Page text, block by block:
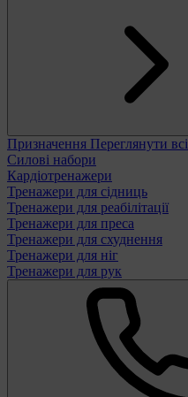
Призначення Переглянути всі
Силові набори
Кардіотренажери
Тренажери для сідниць
Тренажери для реабілітації
Тренажери для преса
Тренажери для схуднення
Тренажери для ніг
Тренажери для рук